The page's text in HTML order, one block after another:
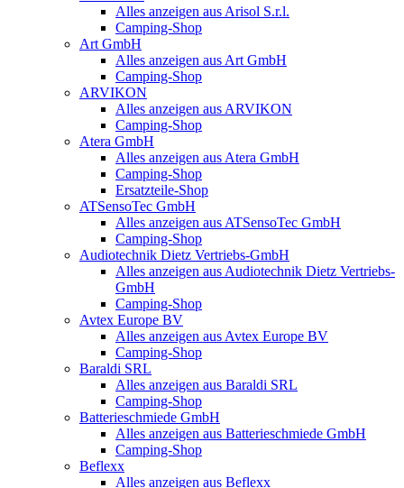
Alles anzeigen aus Arisol S.r.l.
Camping-Shop
Art GmbH
Alles anzeigen aus Art GmbH
Camping-Shop
ARVIKON
Alles anzeigen aus ARVIKON
Camping-Shop
Atera GmbH
Alles anzeigen aus Atera GmbH
Camping-Shop
Ersatzteile-Shop
ATSensoTec GmbH
Alles anzeigen aus ATSensoTec GmbH
Camping-Shop
Audiotechnik Dietz Vertriebs-GmbH
Alles anzeigen aus Audiotechnik Dietz Vertriebs-
GmbH
Camping-Shop
Avtex Europe BV
Alles anzeigen aus Avtex Europe BV
Camping-Shop
Baraldi SRL
Alles anzeigen aus Baraldi SRL
Camping-Shop
Batterieschmiede GmbH
Alles anzeigen aus Batterieschmiede GmbH
Camping-Shop
Beflexx
Alles anzeigen aus Beflexx